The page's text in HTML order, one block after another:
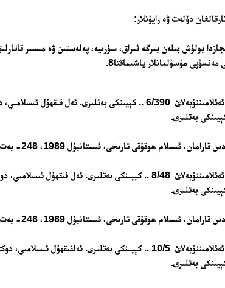
دۆلەت ۋە رايۇنلار:
بولۇش بىلەن بىرگە ئىراق، سۈرىيە، پەلەستىن ۋە مىسىر
مەنسۇپى مۇسۇلمانلار ياشىماقتا8.
1 – سىيەرۇ ئەئلامىننۇبەلائ 6/390 .. كېيىنكى بەتلىرى. ئەل فىقھۇل
3 – سىيەرۇ ئەئلامىننۇبەلائ 8/48 .. كېيىنكى بەتلىرى. ئەل فىقھۇل
5 – سىيەرۇ ئەئلامىننۇبەلائ 10/5 .. كېيىنكى بەتلىرى. ئەلفىقھۇل